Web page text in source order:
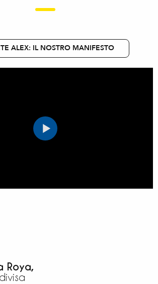
ALEX: IL NOSTRO MANIFESTO
Roya,